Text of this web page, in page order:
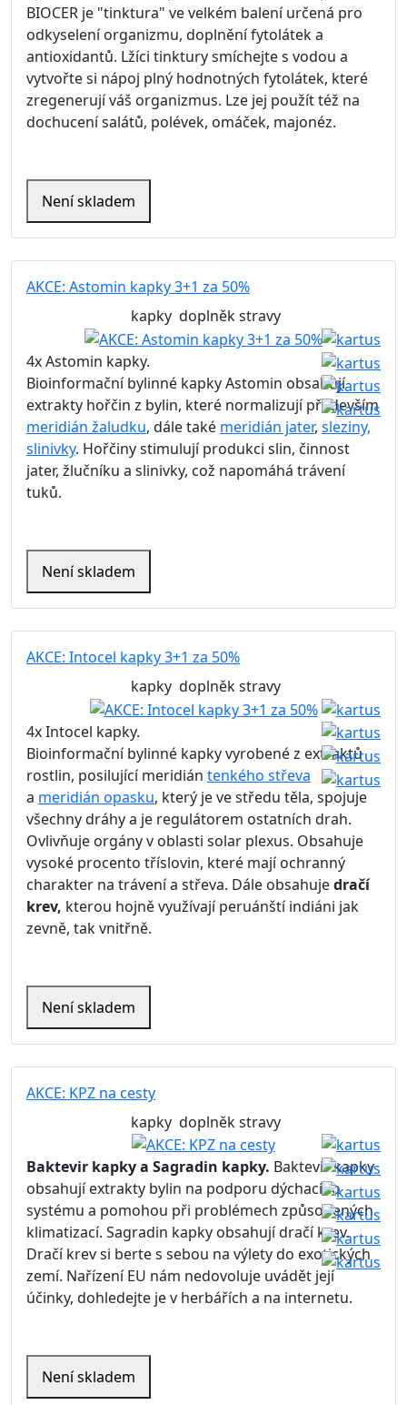
BIOCER je "tinktura" ve velkém balení určená pro
odkyselení organizmu, doplnění fytolátek a
antioxidantů. Lžíci tinktury smíchejte s vodou a
vytvořte si nápoj plný hodnotných fytolátek, které
zregenerují váš organizmus. Lze jej použít též na
dochucení salátů, polévek, omáček, majonéz.
Není skladem
AKCE: Astomin kapky 3+1 za 50%
kapky doplněk stravy
4x Astomin kapky.
Bioinformační bylinné kapky Astomin obsahují
extrakty hořčin z bylin, které normalizují především
meridián žaludku, dále také meridián jater, sleziny,
slinivky. Hořčiny stimulují produkci slin, činnost
jater, žlučníku a slinivky, což napomáhá trávení
tuků.
Není skladem
AKCE: Intocel kapky 3+1 za 50%
kapky doplněk stravy
4x Intocel kapky.
Bioinformační bylinné kapky vyrobené z extraktů
rostlin, posilující meridián tenkého střeva
a meridián opasku, který je ve středu těla, spojuje
všechny dráhy a je regulátorem ostatních drah.
Ovlivňuje orgány v oblasti solar plexus. Obsahuje
vysoké procento tříslovin, které mají ochranný
charakter na trávení a střeva. Dále obsahujedračí
krev, kterou hojně využívají peruánští indiáni jak
zevně, tak vnitřně.
Není skladem
AKCE: KPZ na cesty
kapky doplněk stravy
Baktevir kapky a Sagradin kapky. Baktevir kapky
obsahují extrakty bylin na podporu dýchacího
systému a pomohou při problémech způsobených
klimatizací. Sagradin kapky obsahují dračí krev.
Dračí krev si berte s sebou na výlety do exotických
zemí. Nařízení EU nám nedovoluje uvádět její
účinky, dohledejte je v herbářích a na internetu.
Není skladem